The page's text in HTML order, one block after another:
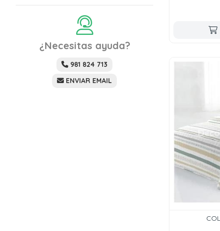
¿Necesitas ayuda?
981 824 713
ENVIAR EMAIL